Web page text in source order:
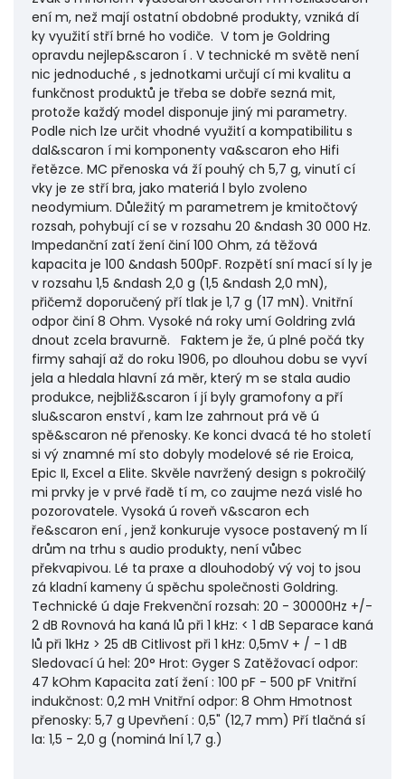
ení m, než mají ostatní obdobné produkty, vzniká dí
ky využití stří brné ho vodiče. V tom je Goldring
opravdu nejlep&scaron í . V technické m světě není
nic jednoduché , s jednotkami určují cí mi kvalitu a
funkčnost produktů je třeba se dobře sezná mit,
protože každý model disponuje jiný mi parametry.
Podle nich lze určit vhodné využití a kompatibilitu s
dal&scaron í mi komponenty va&scaron eho Hifi
řetězce. MC přenoska vá ží pouhý ch 5,7 g, vinutí cí
vky je ze stří bra, jako materiá l bylo zvoleno
neodymium. Důležitý m parametrem je kmitočtový
rozsah, pohybují cí se v rozsahu 20 &ndash 30 000 Hz.
Impedanční zatí žení činí 100 Ohm, zá těžová
kapacita je 100 &ndash 500pF. Rozpětí sní mací sí ly je
v rozsahu 1,5 &ndash 2,0 g (1,5 &ndash 2,0 mN),
přičemž doporučený pří tlak je 1,7 g (17 mN). Vnitřní
odpor činí 8 Ohm. Vysoké ná roky umí Goldring zvlá
dnout zcela bravurně. Faktem je že, ú plné počá tky
firmy sahají až do roku 1906, po dlouhou dobu se vyví
jela a hledala hlavní zá měr, který m se stala audio
produkce, nejbliž&scaron í jí byly gramofony a pří
slu&scaron enství , kam lze zahrnout prá vě ú
spě&scaron né přenosky. Ke konci dvacá té ho století
si vý znamné mí sto dobyly modelové sé rie Eroica,
Epic II, Excel a Elite. Skvěle navržený design s pokročilý
mi prvky je v prvé řadě tí m, co zaujme nezá vislé ho
pozorovatele. Vysoká ú roveň v&scaron ech
ře&scaron ení , jenž konkuruje vysoce postavený m lí
drům na trhu s audio produkty, není vůbec
překvapivou. Lé ta praxe a dlouhodobý vý voj to jsou
zá kladní kameny ú spěchu společnosti Goldring.
Technické ú daje Frekvenční rozsah: 20 - 30000Hz +/-
2 dB Rovnová ha kaná lů při 1 kHz: < 1 dB Separace kaná
lů při 1kHz > 25 dB Citlivost při 1 kHz: 0,5mV + / - 1 dB
Sledovací ú hel: 20° Hrot: Gyger S Zatěžovací odpor:
47 kOhm Kapacita zatí žení : 100 pF - 500 pF Vnitřní
indukčnost: 0,2 mH Vnitřní odpor: 8 Ohm Hmotnost
přenosky: 5,7 g Upevňení : 0,5" (12,7 mm) Pří tlačná sí
la: 1,5 - 2,0 g (nominá lní 1,7 g.)